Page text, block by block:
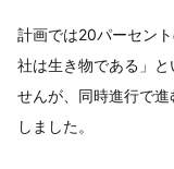
計画では20パーセン
社は生き物である」
せんが、同時進行で
しました。